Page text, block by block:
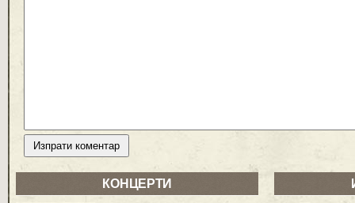
КОНЦЕРТИ